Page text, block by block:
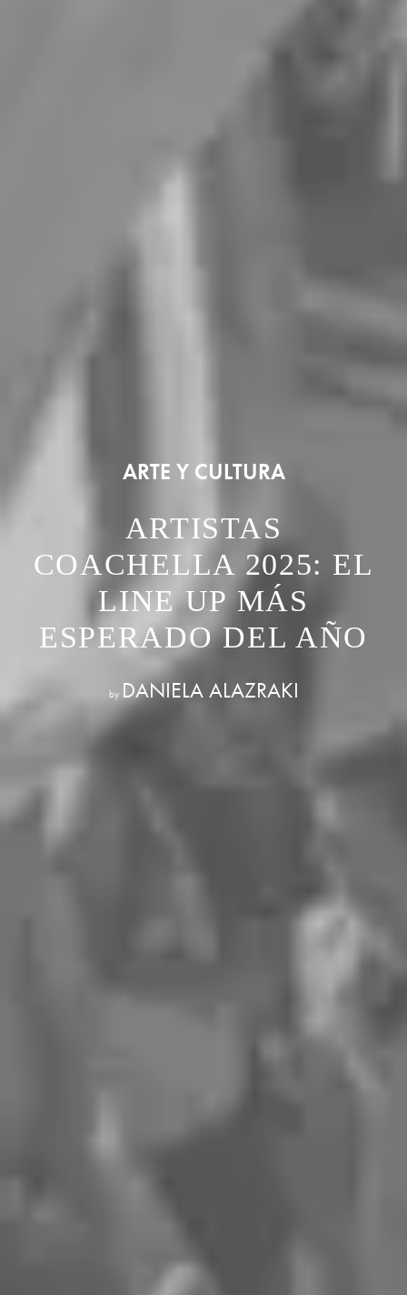
ARTE Y CULTURA
ARTISTAS
COACHELLA 2025: EL
LINE UP MÁS
ESPERADO DEL AÑO
by DANIELA ALAZRAKI